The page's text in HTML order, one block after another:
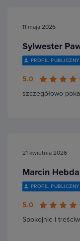
11 maja 2026
Sylwester
PROFIL PUBLICZNY
5.0
szczegółowo
21 kwietnia 2026
Marcin Hebda
PROFIL PUBLICZNY
5.0
Spokojnie i